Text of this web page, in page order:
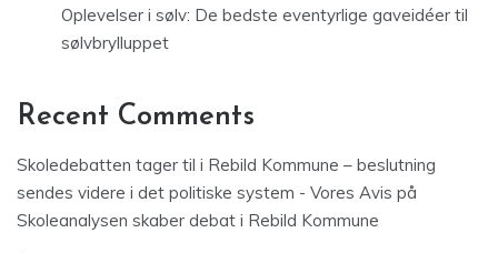
Oplevelser i sølv: De bedste eventyrlige gaveidéer til
sølvbrylluppet
Recent Comments
Skoledebatten tager til i Rebild Kommune – beslutning
sendes videre i det politiske system - Vores Avis på
Skoleanalysen skaber debat i Rebild Kommune